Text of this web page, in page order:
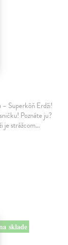
– Superkôň Erdži!
Poznáte ju?
je strážcom…
sklade